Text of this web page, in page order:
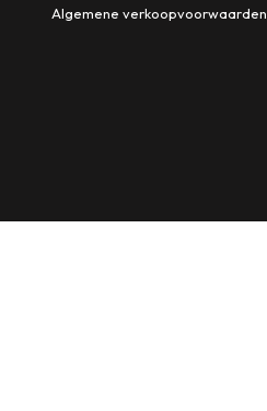
Algemene verkoopvoorwaarden